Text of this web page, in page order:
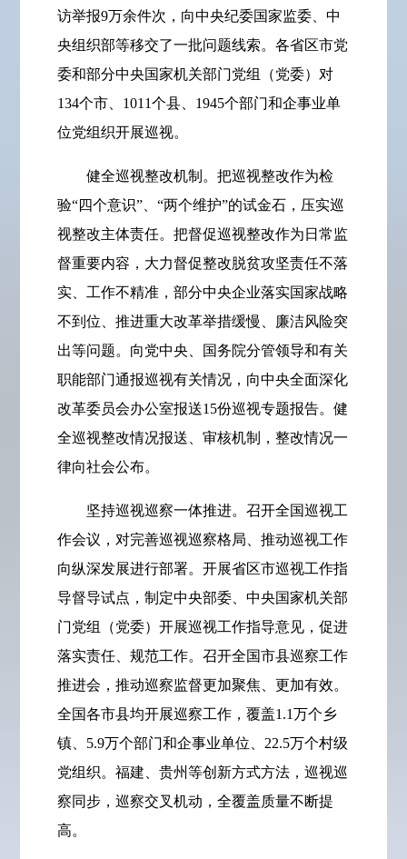
访举报9万余件次，向中央纪委国家监委、中
央组织部等移交了一批问题线索。各省区市党
委和部分中央国家机关部门党组（党委）对
134个市、1011个县、1945个部门和企事业单
位党组织开展巡视。
健全巡视整改机制。把巡视整改作为检
验“四个意识”、“两个维护”的试金石，压实巡
视整改主体责任。把督促巡视整改作为日常监
督重要内容，大力督促整改脱贫攻坚责任不落
实、工作不精准，部分中央企业落实国家战略
不到位、推进重大改革举措缓慢、廉洁风险突
出等问题。向党中央、国务院分管领导和有关
职能部门通报巡视有关情况，向中央全面深化
改革委员会办公室报送15份巡视专题报告。健
全巡视整改情况报送、审核机制，整改情况一
律向社会公布。
坚持巡视巡察一体推进。召开全国巡视工
作会议，对完善巡视巡察格局、推动巡视工作
向纵深发展进行部署。开展省区市巡视工作指
导督导试点，制定中央部委、中央国家机关部
门党组（党委）开展巡视工作指导意见，促进
落实责任、规范工作。召开全国市县巡察工作
推进会，推动巡察监督更加聚焦、更加有效。
全国各市县均开展巡察工作，覆盖1.1万个乡
镇、5.9万个部门和企事业单位、22.5万个村级
党组织。福建、贵州等创新方式方法，巡视巡
察同步，巡察交叉机动，全覆盖质量不断提
高。